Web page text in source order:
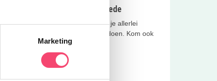
Marketing
of
Speeltuin Gagelsteede
Bij deze speeltuin kun je allerlei
spelletjes en sporten doen. Kom ook
gezellig en doe mee!